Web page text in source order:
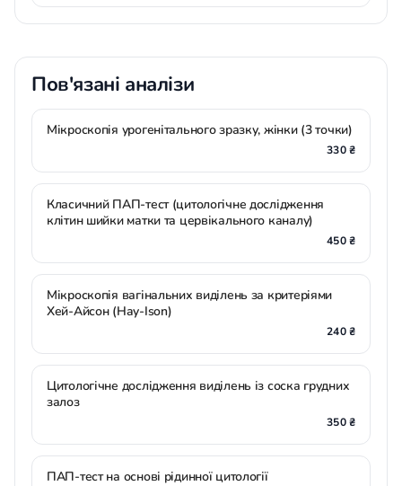
Пов'язані аналізи
Мікроскопія урогенітального зразку, жінки (3 точки)
330 ₴
Класичний ПАП-тест (цитологічне дослідження
клітин шийки матки та цервікального каналу)
450 ₴
Мікроскопія вагінальних виділень за критеріями
Хей-Айсон (Hay-Ison)
240 ₴
Цитологічне дослідження виділень із соска грудних
залоз
350 ₴
ПАП-тест на основі рідинної цитології